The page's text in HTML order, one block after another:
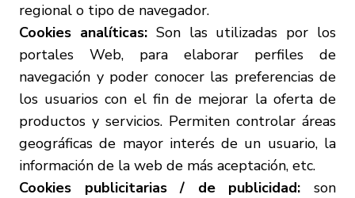
regional o tipo de navegador.
Cookies analíticas:Son las utilizadas por los
portales Web, para elaborar perfiles de
navegación y poder conocer las preferencias de
los usuarios con el fin de mejorar la oferta de
productos y servicios. Permiten controlar áreas
geográficas de mayor interés de un usuario, la
información de la web de más aceptación, etc.
Cookies publicitarias / de publicidad: son